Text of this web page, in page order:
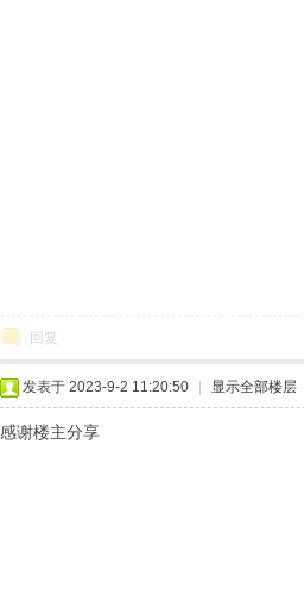
回复
发表于 2023-9-2 11:20:50 显示全部楼层
感谢楼主分享